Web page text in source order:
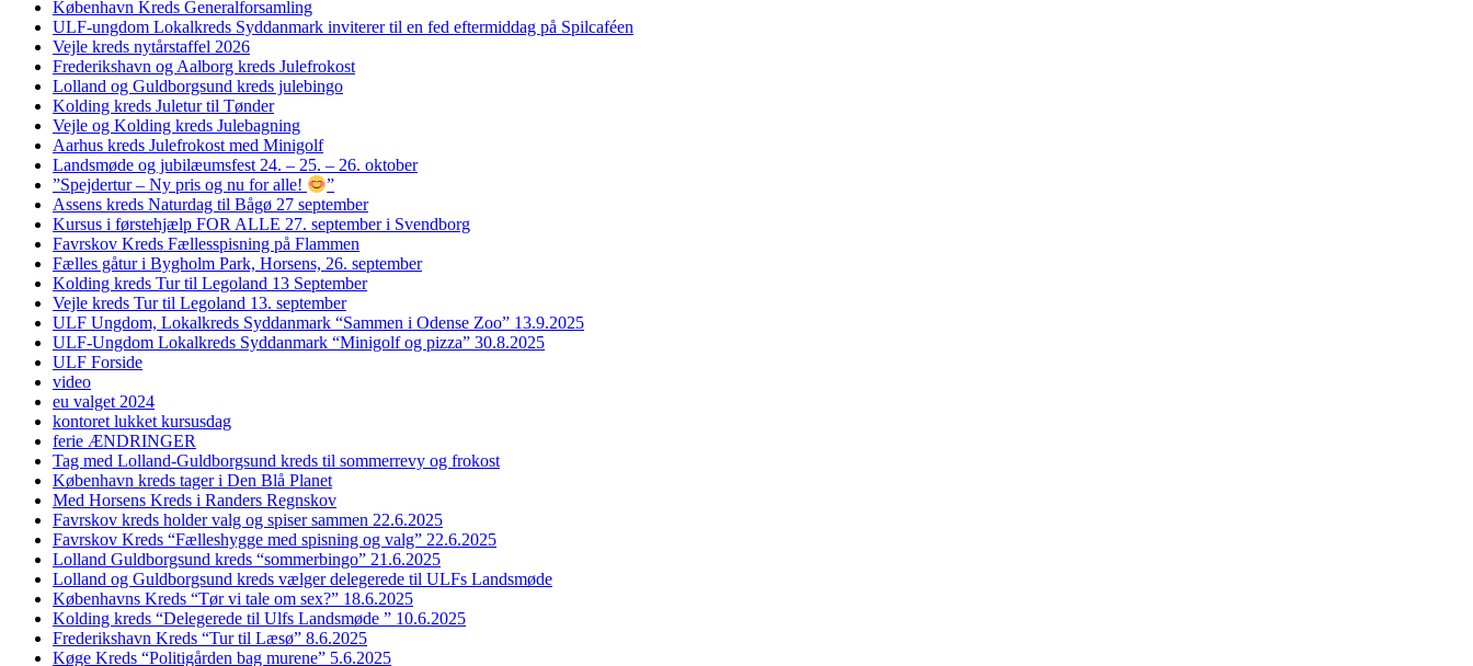
København Kreds Generalforsamling
ULF-ungdom Lokalkreds Syddanmark inviterer til en fed eftermiddag på Spilcaféen
Vejle kreds nytårstaffel 2026
Frederikshavn og Aalborg kreds Julefrokost
Lolland og Guldborgsund kreds julebingo
Kolding kreds Juletur til Tønder
Vejle og Kolding kreds Julebagning
Aarhus kreds Julefrokost med Minigolf
Landsmøde og jubilæumsfest 24. – 25. – 26. oktober
”Spejdertur – Ny pris og nu for alle!
”
Assens kreds Naturdag til Bågø 27 september
Kursus i førstehjælp FOR ALLE 27. september i Svendborg
Favrskov Kreds Fællesspisning på Flammen
Fælles gåtur i Bygholm Park, Horsens, 26. september
Kolding kreds Tur til Legoland 13 September
Vejle kreds Tur til Legoland 13. september
ULF Ungdom, Lokalkreds Syddanmark “Sammen i Odense Zoo” 13.9.2025
ULF-Ungdom Lokalkreds Syddanmark “Minigolf og pizza” 30.8.2025
ULF Forside
video
eu valget 2024
kontoret lukket kursusdag
ferie ÆNDRINGER
Tag med Lolland-Guldborgsund kreds til sommerrevy og frokost
København kreds tager i Den Blå Planet
Med Horsens Kreds i Randers Regnskov
Favrskov kreds holder valg og spiser sammen 22.6.2025
Favrskov Kreds “Fælleshygge med spisning og valg” 22.6.2025
Lolland Guldborgsund kreds “sommerbingo” 21.6.2025
Lolland og Guldborgsund kreds vælger delegerede til ULFs Landsmøde
Københavns Kreds “Tør vi tale om sex?” 18.6.2025
Kolding kreds “Delegerede til Ulfs Landsmøde ” 10.6.2025
Frederikshavn Kreds “Tur til Læsø” 8.6.2025
Køge Kreds “Politigården bag murene” 5.6.2025